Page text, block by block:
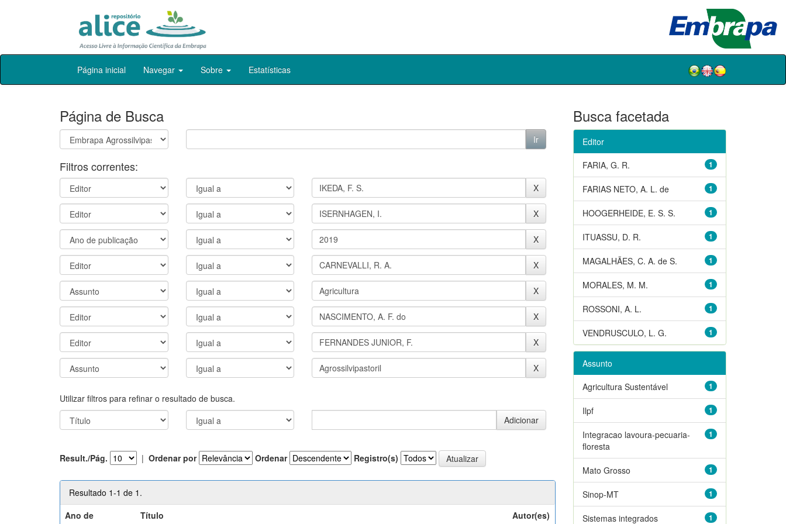
Skip
Página inicial Navegar Sobre Estatísticas
Página de Busca
Filtros correntes:
Utilizar filtros para refinar o resultado de busca.
Result./Pág. | Ordenar por Ordenar Registro(s)
Resultado 1-1 de 1.
Ano de
Título Autor(es)
Busca facetada
Editor
1
FARIA, G. R.
1
FARIAS NETO, A. L. de
1
HOOGERHEIDE, E. S. S.
1
ITUASSU, D. R.
1
MAGALHÃES, C. A. de S.
1
MORALES, M. M.
1
ROSSONI, A. L.
1
VENDRUSCULO, L. G.
Assunto
1
Agricultura Sustentável
1
Ilpf
1
Integracao lavoura-pecuaria-
floresta
1
Mato Grosso
1
Sinop-MT
1
Sistemas integrados